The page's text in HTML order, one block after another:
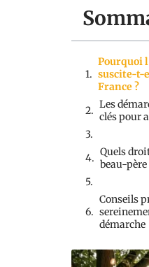
Pourquoi
suscite-t-
France ?
Les
clés pour
Quels
beau-père
Conseils
démarche